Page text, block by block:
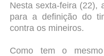
Nesta sexta-feira (22),
para a definição do
contra os mineiros.
Como tem o